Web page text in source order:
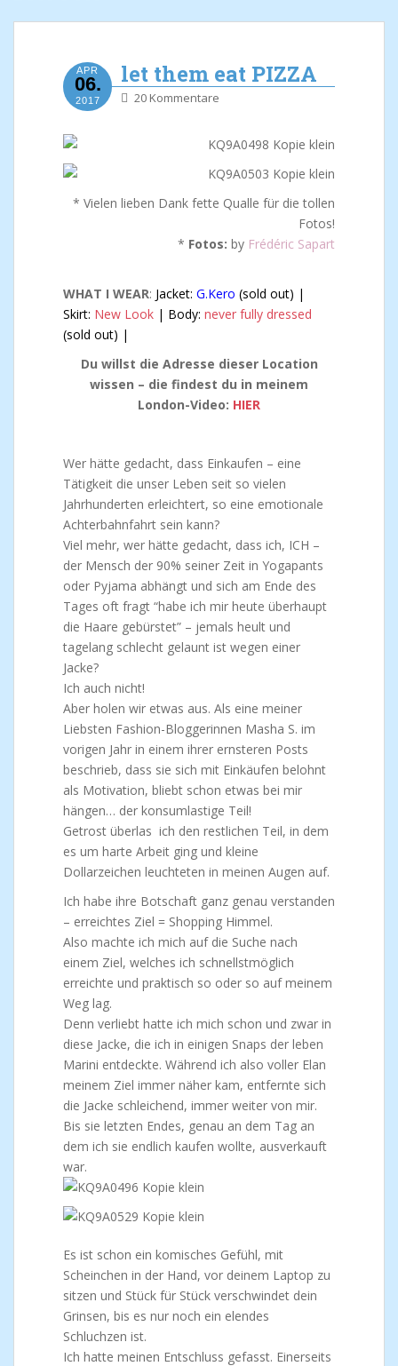
APR
06.
2017
let them eat PIZZA
20 Kommentare
* Vielen lieben Dank fette Qualle für die tollen
Fotos!
* Fotos: by Frédéric Sapart
WHAT I WEAR: Jacket: G.Kero (sold out) |
Skirt: New Look | Body: never fully dressed
(sold out) |
Du willst die Adresse dieser Location
wissen – die findest du in meinem
London-Video: HIER
Wer hätte gedacht, dass Einkaufen – eine
Tätigkeit die unser Leben seit so vielen
Jahrhunderten erleichtert, so eine emotionale
Achterbahnfahrt sein kann?
Viel mehr, wer hätte gedacht, dass ich, ICH –
der Mensch der 90% seiner Zeit in Yogapants
oder Pyjama abhängt und sich am Ende des
Tages oft fragt “habe ich mir heute überhaupt
die Haare gebürstet” – jemals heult und
tagelang schlecht gelaunt ist wegen einer
Jacke?
Ich auch nicht!
Aber holen wir etwas aus. Als eine meiner
Liebsten Fashion-Bloggerinnen Masha S. im
vorigen Jahr in einem ihrer ernsteren Posts
beschrieb, dass sie sich mit Einkäufen belohnt
als Motivation, bliebt schon etwas bei mir
hängen… der konsumlastige Teil!
Getrost überlas ich den restlichen Teil, in dem
es um harte Arbeit ging und kleine
Dollarzeichen leuchteten in meinen Augen auf.
Ich habe ihre Botschaft ganz genau verstanden
– erreichtes Ziel = Shopping Himmel.
Also machte ich mich auf die Suche nach
einem Ziel, welches ich schnellstmöglich
erreichte und praktisch so oder so auf meinem
Weg lag.
Denn verliebt hatte ich mich schon und zwar in
diese Jacke, die ich in einigen Snaps der leben
Marini entdeckte. Während ich also voller Elan
meinem Ziel immer näher kam, entfernte sich
die Jacke schleichend, immer weiter von mir.
Bis sie letzten Endes, genau an dem Tag an
dem ich sie endlich kaufen wollte, ausverkauft
war.
Es ist schon ein komisches Gefühl, mit
Scheinchen in der Hand, vor deinem Laptop zu
sitzen und Stück für Stück verschwindet dein
Grinsen, bis es nur noch ein elendes
Schluchzen ist.
Ich hatte meinen Entschluss gefasst. Einerseits